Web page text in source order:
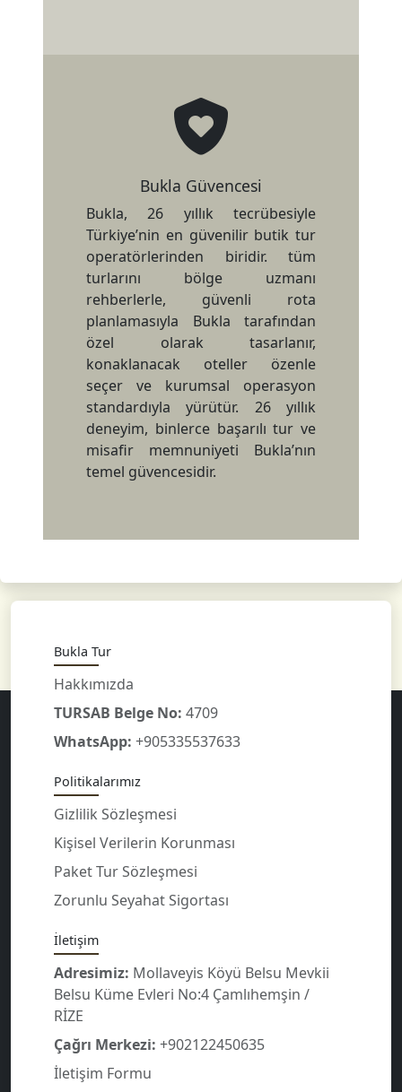
Bukla Güvencesi
Bukla, 26 yıllık tecrübesiyle
Türkiye’nin en güvenilir butik tur
operatörlerinden biridir. tüm
turlarını bölge uzmanı
rehberlerle, güvenli rota
planlamasıyla Bukla tarafından
özel olarak tasarlanır,
konaklanacak oteller özenle
seçer ve kurumsal operasyon
standardıyla yürütür. 26 yıllık
deneyim, binlerce başarılı tur ve
misafir memnuniyeti Bukla’nın
temel güvencesidir.
Bukla Tur
Hakkımızda
TURSAB Belge No: 4709
WhatsApp: +905335537633
Politikalarımız
Gizlilik Sözleşmesi
Kişisel Verilerin Korunması
Paket Tur Sözleşmesi
Zorunlu Seyahat Sigortası
İletişim
Adresimiz: Mollaveyis Köyü Belsu Mevkii
Belsu Küme Evleri No:4 Çamlıhemşin /
RİZE
Çağrı Merkezi: +902122450635
İletişim Formu